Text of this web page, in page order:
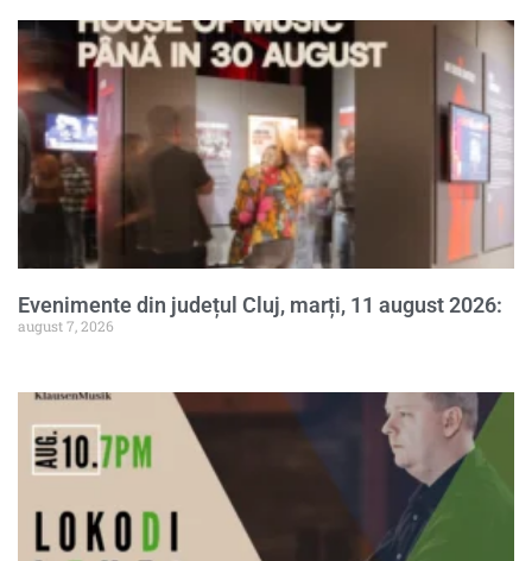
Evenimente din județul Cluj, marți, 11 august 2026:
august 7, 2026